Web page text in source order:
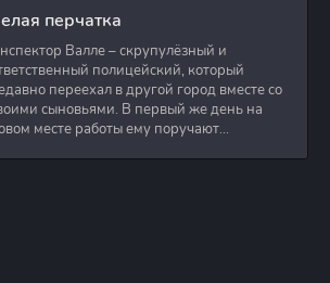
перчатка
Валле – скрупулёзный и
полицейский, который
переехал в другой город вместе со
сыновьями. В первый же день на
месте работы ему поручают